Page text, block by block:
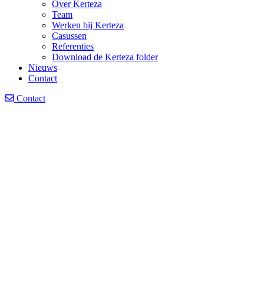
Over Kerteza
Team
Werken bij Kerteza
Casussen
Referenties
Download de Kerteza folder
Nieuws
Contact
Contact